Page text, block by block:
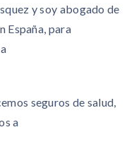
y soy abogado de
España, para
seguros de salud,
a